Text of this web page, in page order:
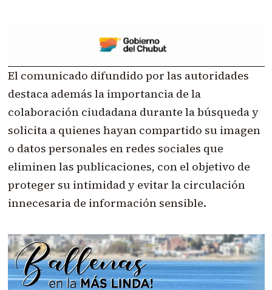
El comunicado difundido por las autoridades
destaca además la importancia de la
colaboración ciudadana durante la búsqueda y
solicita a quienes hayan compartido su imagen
o datos personales en redes sociales que
eliminen las publicaciones, con el objetivo de
proteger su intimidad y evitar la circulación
innecesaria de información sensible.